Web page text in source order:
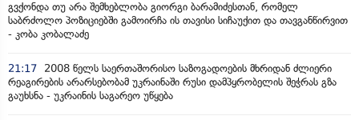
გვქონდა თუ არა შემხებლობა გიორგი ბარამიძესთან, რომელ
საბრძოლო პოზიციებში გამოირჩა ის თავისი სიჩაუქით და თავგანწირვით
- კობა კობალაძე
21:17
2008 წელს საერთაშორისო საზოგადოების მხრიდან ძლიერი
რეაგირების არარსებობამ უკრაინაში რუსი დამპყრობელის შეჭრას გზა
გაუხსნა - უკრაინის საგარეო უწყება